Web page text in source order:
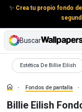
✨ Crea tu propio fondo
Buscar
Estética De Billie Eilish
Fondos de pantalla
Fondos de pantalla
Billie Eilish